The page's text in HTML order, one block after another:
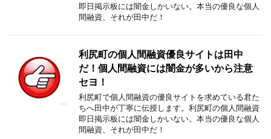
即日掲示板には闇金しかいない。本当の優良な個人
間融資、それが田中だ！
利尻町の個人間融資優良サイトは田中
だ！個人間融資には闇金が多いから注意
セヨ！
利尻町で個人間融資の優良サイトを求めている君た
ちへ田中が丁寧に伝授します。利尻町の個人間融資
即日掲示板には闇金しかいない。本当の優良な個人
間融資、それが田中だ！